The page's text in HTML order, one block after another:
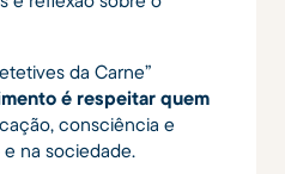
da Carne”
é respeitar quem
consciência e
na sociedade.